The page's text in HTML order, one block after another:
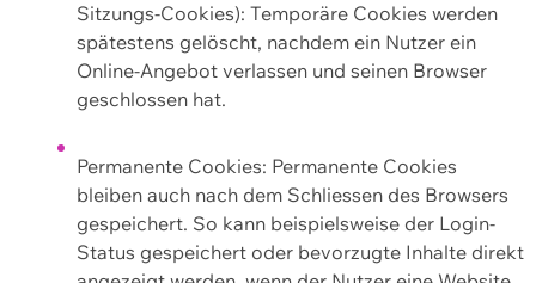
Sitzungs-Cookies): Temporäre Cookies werden
spätestens gelöscht, nachdem ein Nutzer ein
Online-Angebot verlassen und seinen Browser
geschlossen hat.
Permanente Cookies: Permanente Cookies
bleiben auch nach dem Schliessen des Browsers
gespeichert. So kann beispielsweise der Login-
Status gespeichert oder bevorzugte Inhalte direkt